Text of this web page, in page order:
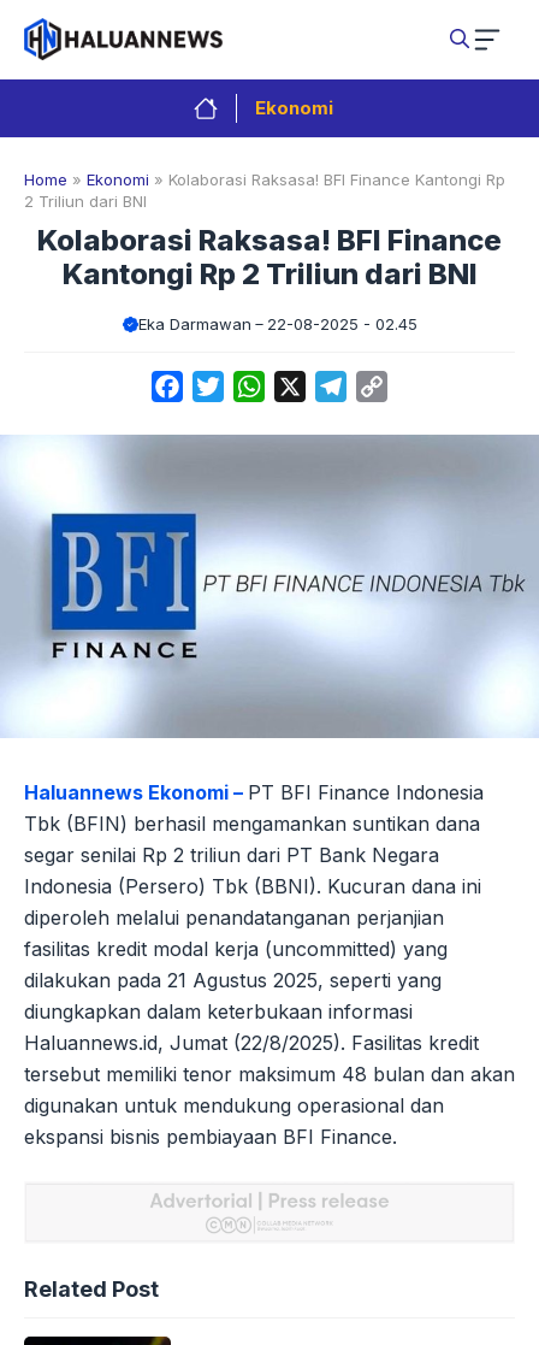
Langsung
isi
Ekonomi
Home » Ekonomi » Kolaborasi Raksasa! BFI Finance Kantongi Rp
2 Triliun dari BNI
Kolaborasi Raksasa! BFI Finance
Kantongi Rp 2 Triliun dari BNI
Eka Darmawan 22-08-2025 - 02.45
FacebookTwitterWhatsApp Telegram
Haluannews Ekonomi – PT BFI Finance Indonesia
Tbk (BFIN) berhasil mengamankan suntikan dana
segar senilai Rp 2 triliun dari PT Bank Negara
Indonesia (Persero) Tbk (BBNI). Kucuran dana ini
diperoleh melalui penandatanganan perjanjian
fasilitas kredit modal kerja (uncommitted) yang
dilakukan pada 21 Agustus 2025, seperti yang
diungkapkan dalam keterbukaan informasi
Haluannews.id, Jumat (22/8/2025). Fasilitas kredit
tersebut memiliki tenor maksimum 48 bulan dan akan
digunakan untuk mendukung operasional dan
ekspansi bisnis pembiayaan BFI Finance.
Related Post